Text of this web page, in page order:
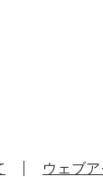
ウェブ